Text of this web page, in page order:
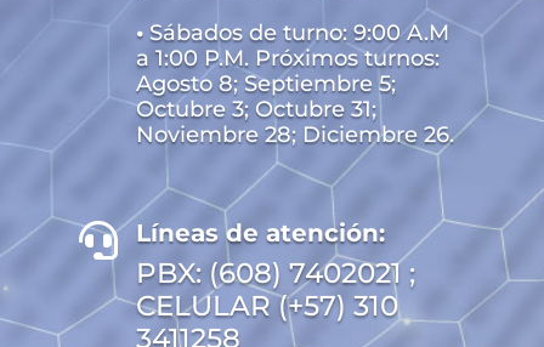
• Sábados de turno: 9:00 A.M
a 1:00 P.M. Próximos turnos:
Agosto 8; Septiembre 5;
Octubre 3; Octubre 31;
Noviembre 28; Diciembre 26.
 Líneas de atención:
PBX: (608) 7402021 ;
CELULAR (+57) 310
3411258